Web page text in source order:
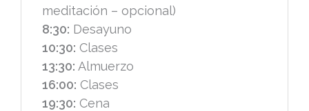
meditación – opcional)
8:30: Desayuno
10:30: Clases
13:30: Almuerzo
16:00: Clases
19:30: Cena